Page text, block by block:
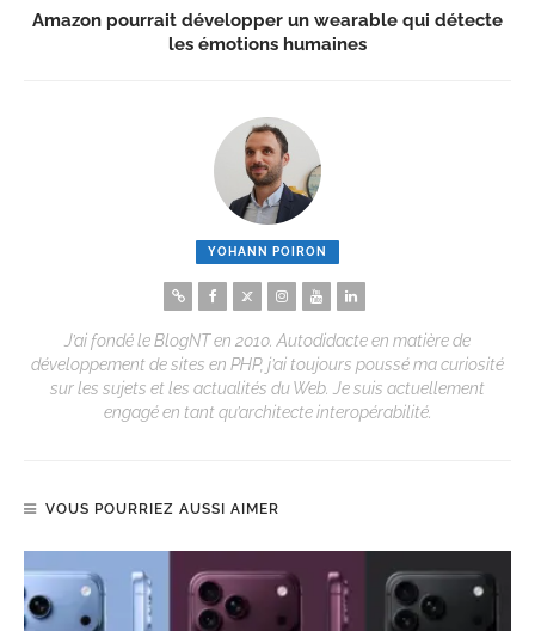
Amazon pourrait développer un wearable qui détecte
les émotions humaines
YOHANN POIRON
J’ai fondé le BlogNT en 2010. Autodidacte en matière de
développement de sites en PHP, j’ai toujours poussé ma curiosité
sur les sujets et les actualités du Web. Je suis actuellement
engagé en tant qu’architecte interopérabilité.
VOUS POURRIEZ AUSSI AIMER